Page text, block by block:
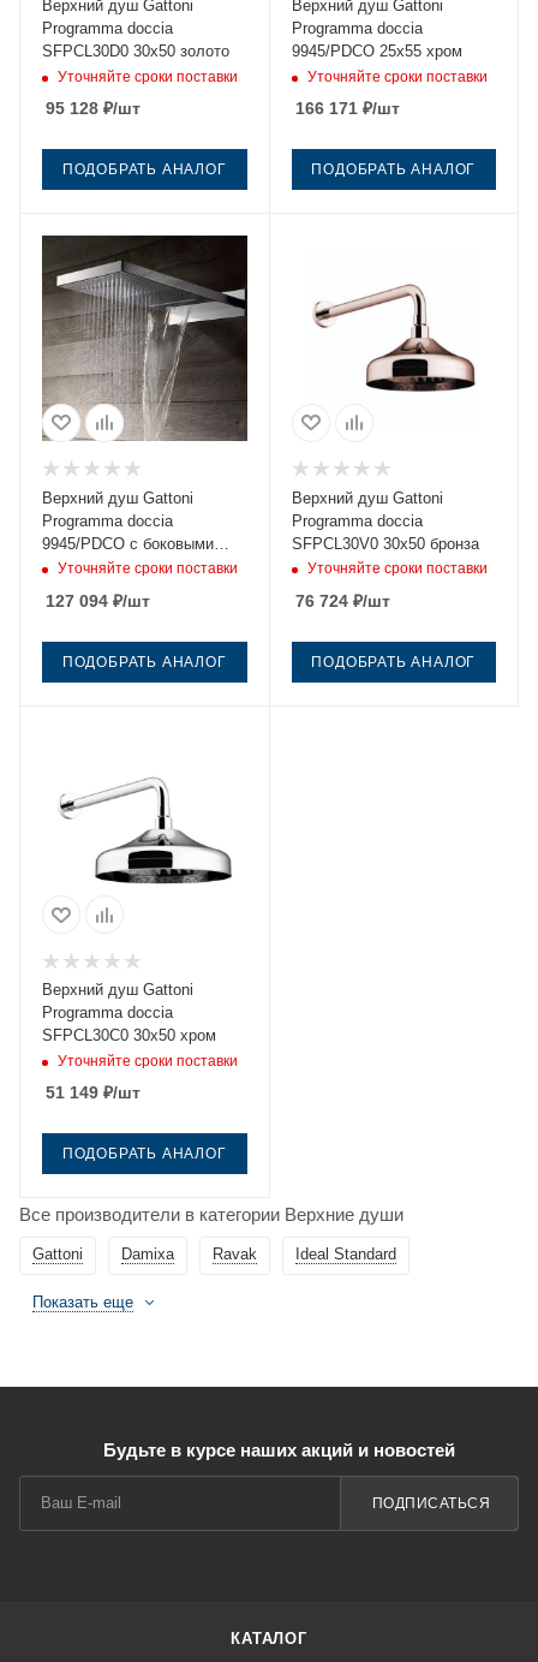
Верхний душ Gattoni
Programma doccia
SFPCL30D0 30х50 золото
Уточняйте сроки поставки
95 128 ₽/шт
ПОДОБРАТЬ АНАЛОГ
Верхний душ Gattoni
Programma doccia
9945/PDCO 25х55 хром
Уточняйте сроки поставки
166 171₽/шт
ПОДОБРАТЬ АНАЛОГ
Верхний душ Gattoni
Programma doccia
9945/PDCO с боковыми
потертостями 25х55 хром
Уточняйте сроки поставки
127 094 ₽/шт
ПОДОБРАТЬ АНАЛОГ
Верхний душ Gattoni
Programma doccia
SFPCL30V0 30х50 бронза
Уточняйте сроки поставки
76 724₽/шт
ПОДОБРАТЬ АНАЛОГ
Верхний душ Gattoni
Programma doccia
SFPCL30C0 30х50 хром
Уточняйте сроки поставки
51 149 ₽/шт
ПОДОБРАТЬ АНАЛОГ
Все производители в категории Верхние души
Damixa Ravak Ideal Standard
Gattoni
Показать еще
Будьте в курсе наших акций и новостей
ПОДПИСАТЬСЯ
КАТАЛОГ